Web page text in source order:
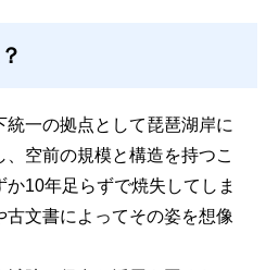
一の拠点として琵琶湖岸に
空前の規模と構造を持つこ
10年足らずで焼失してしま
文書によってその姿を想像